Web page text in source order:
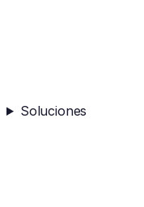
Soluciones